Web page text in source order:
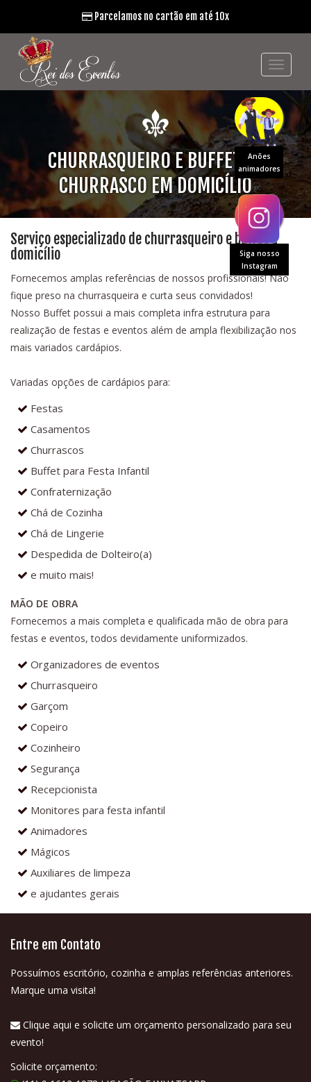
Anões
animadores
Siga nosso
Instagram
Parcelamos no cartão em até 10x
CHURRASQUEIRO E BUFFET DE
CHURRASCO EM DOMICÍLIO
Serviço especializado de churrasqueiro e buffet a
domicílio
Fornecemos amplas referências de nossos profissionais! Não
fique preso na churrasqueira e curta seus convidados!
Nosso Buffet possui a mais completa infra estrutura para
realização de festas e eventos além de ampla flexibilização nos
mais variados cardápios.
Variadas opções de cardápios para:
Festas
Casamentos
Churrascos
Buffet para Festa Infantil
Confraternização
Chá de Cozinha
Chá de Lingerie
Despedida de Dolteiro(a)
e muito mais!
MÃO DE OBRA
Fornecemos a mais completa e qualificada mão de obra para
festas e eventos, todos devidamente uniformizados.
Organizadores de eventos
Churrasqueiro
Garçom
Copeiro
Cozinheiro
Segurança
Recepcionista
Monitores para festa infantil
Animadores
Mágicos
Auxiliares de limpeza
e ajudantes gerais
Entre em Contato
Possuímos escritório, cozinha e amplas referências anteriores.
Marque uma visita!
Clique aqui e solicite um orçamento personalizado para seu
evento!
Solicite orçamento: